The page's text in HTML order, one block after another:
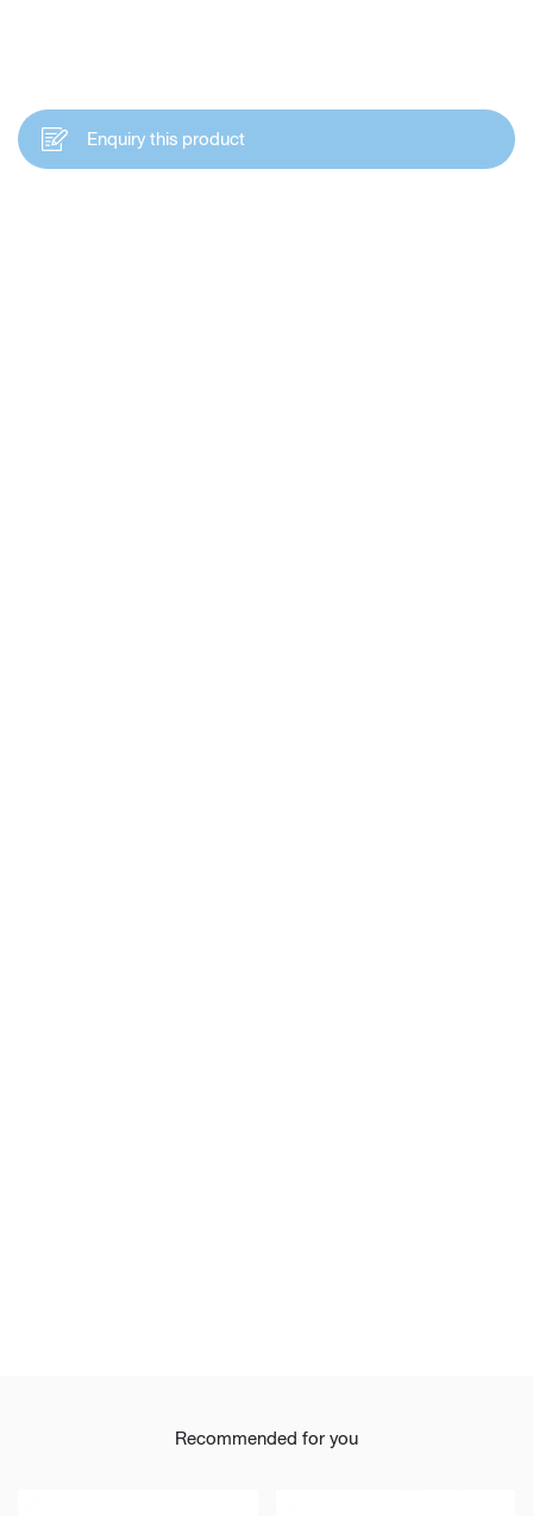
Enquiry this product
Recommended for you